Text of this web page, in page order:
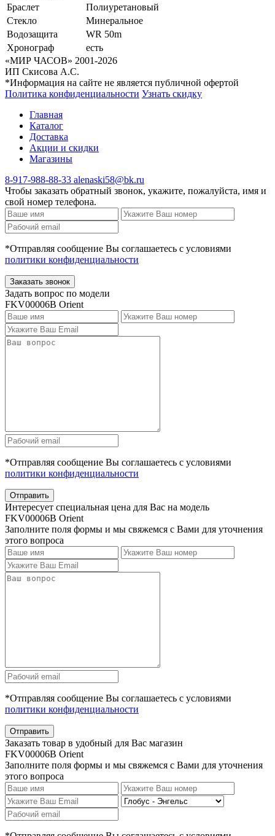
Браслет
Полиуретановый
Стекло
Минеральное
Водозащита
WR 50m
Хронограф
есть
«МИР ЧАСОВ» 2001-2026
ИП Скисова А.С.
*Информация на сайте не является публичной офертой
Политика конфиденциальности Узнать скидку
Главная
Каталог
Доставка
Акции и скидки
Магазины
8-917-988-88-33 alenaski58@bk.ru
Чтобы заказать обратный звонок, укажите, пожалуйста, имя и
свой номер телефона.
*Отправляя сообщение Вы соглашаетесь с условиями
политики конфиденциальности
Заказать звонок
Задать вопрос по модели
FKV00006B Orient
*Отправляя сообщение Вы соглашаетесь с условиями
политики конфиденциальности
Отправить
Интересует специальная цена для Вас на модель
FKV00006B Orient
Заполните поля формы и мы свяжемся с Вами для уточнения
этого вопроса
*Отправляя сообщение Вы соглашаетесь с условиями
политики конфиденциальности
Отправить
Заказать товар в удобный для Вас магазин
FKV00006B Orient
Заполните поля формы и мы свяжемся с Вами для уточнения
этого вопроса